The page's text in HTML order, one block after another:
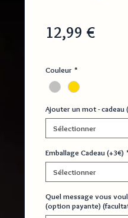
12,99 €Prix
Couleur *
Ajouter un mot - cadeau
Sélectionner
Emballage Cadeau (+3€)
Sélectionner
Quel message vous
(option payante)